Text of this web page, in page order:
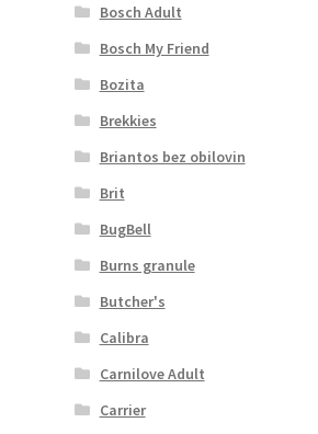
Bosch Adult
Bosch My Friend
Bozita
Brekkies
Briantos bez obilovin
Brit
BugBell
Burns granule
Butcher's
Calibra
Carnilove Adult
Carrier